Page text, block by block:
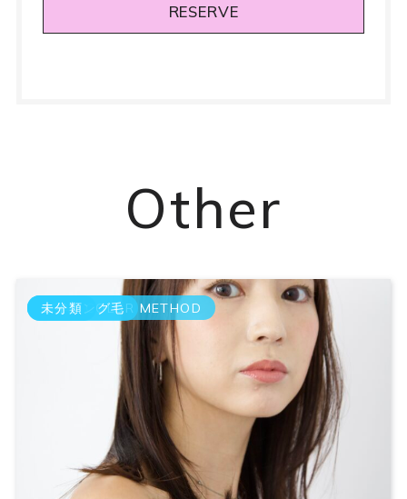
RESERVE
Other
GRAY COLOR METHOD
エイジング毛
未分類